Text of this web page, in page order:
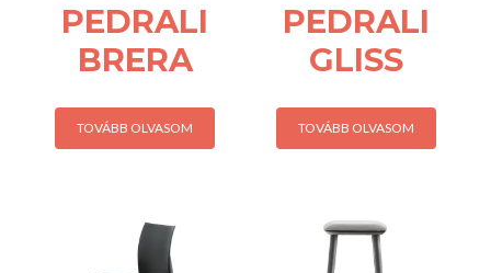
PEDRALI
BRERA
TOVÁBB OLVASOM
PEDRALI
GLISS
TOVÁBB OLVASOM